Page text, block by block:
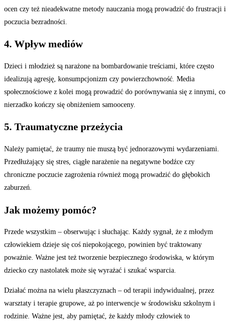
ocen czy też nieadekwatne metody nauczania mogą prowadzić do frustracji i
poczucia bezradności.
4. Wpływ mediów
Dzieci i młodzież są narażone na bombardowanie treściami, które często
idealizują agresję, konsumpcjonizm czy powierzchowność. Media
społecznościowe z kolei mogą prowadzić do porównywania się z innymi, co
nierzadko kończy się obniżeniem samooceny.
5. Traumatyczne przeżycia
Należy pamiętać, że traumy nie muszą być jednorazowymi wydarzeniami.
Przedłużający się stres, ciągłe narażenie na negatywne bodźce czy
chroniczne poczucie zagrożenia również mogą prowadzić do głębokich
zaburzeń.
Jak możemy pomóc?
Przede wszystkim – obserwując i słuchając. Każdy sygnał, że z młodym
człowiekiem dzieje się coś niepokojącego, powinien być traktowany
poważnie. Ważne jest też tworzenie bezpiecznego środowiska, w którym
dziecko czy nastolatek może się wyrażać i szukać wsparcia.
Działać można na wielu płaszczyznach – od terapii indywidualnej, przez
warsztaty i terapie grupowe, aż po interwencje w środowisku szkolnym i
rodzinie. Ważne jest, aby pamiętać, że każdy młody człowiek to